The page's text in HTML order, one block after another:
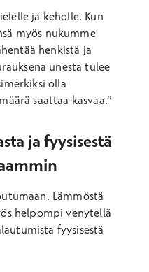
ja keholle. Kun
myös nukumme
henkistä ja
unesta tulee
olla
saattaa kasvaa.”
ja fyysisestä
Lämmöstä
helpompi venytellä
fyysisestä